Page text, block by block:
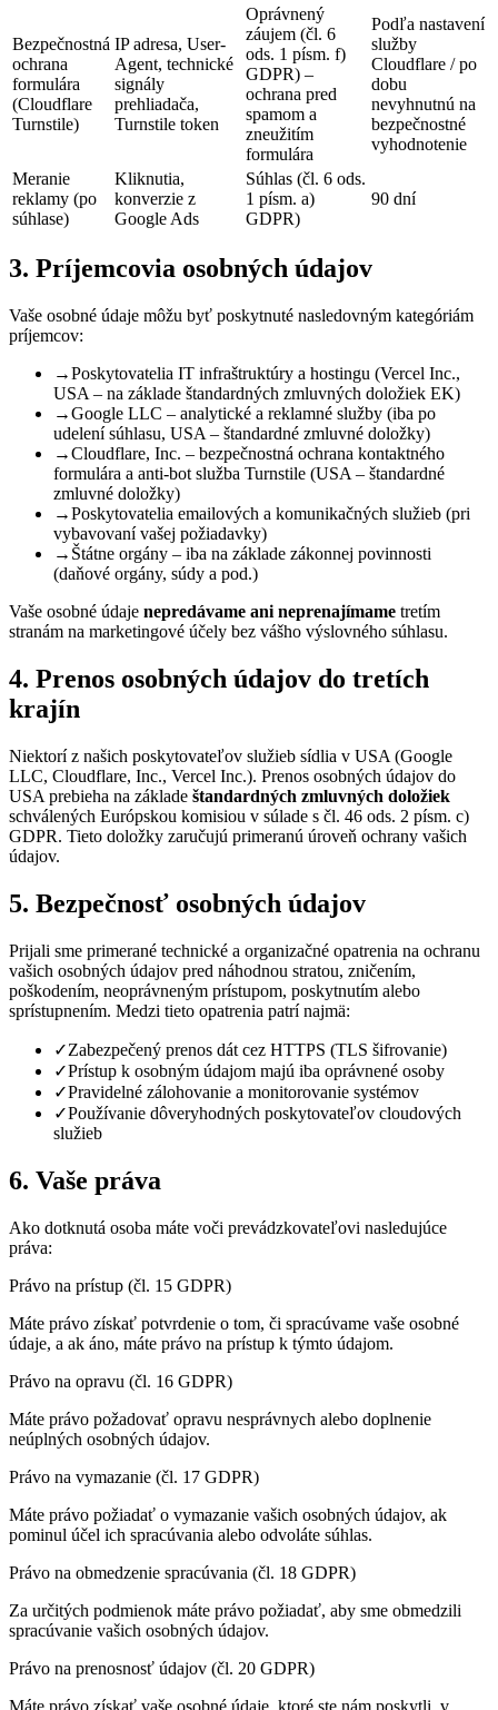
Bezpečnostná
ochrana
formulára
(Cloudflare
Turnstile)
IP adresa, User-
Agent, technické
signály
prehliadača,
Turnstile token
Oprávnený
záujem (čl. 6
ods. 1 písm. f)
GDPR) –
ochrana pred
spamom a
zneužitím
formulára
Podľa nastavení
služby
Cloudflare / po
dobu
nevyhnutnú na
bezpečnostné
vyhodnotenie
Meranie
reklamy (po
súhlase)
Kliknutia,
konverzie z
Google Ads
Súhlas (čl. 6 ods.
1 písm. a)
GDPR)
90 dní
3. Príjemcovia osobných údajov
Vaše osobné údaje môžu byť poskytnuté nasledovným kategóriám
príjemcov:
→Poskytovatelia IT infraštruktúry a hostingu (Vercel Inc.,
USA – na základe štandardných zmluvných doložiek EK)
→Google LLC – analytické a reklamné služby (iba po
udelení súhlasu, USA – štandardné zmluvné doložky)
→Cloudflare, Inc. – bezpečnostná ochrana kontaktného
formulára a anti-bot služba Turnstile (USA – štandardné
zmluvné doložky)
→Poskytovatelia emailových a komunikačných služieb (pri
vybavovaní vašej požiadavky)
→ Štátne orgány – iba na základe zákonnej povinnosti
(daňové orgány, súdy a pod.)
Vaše osobné údaje nepredávame ani neprenajímame tretím
stranám na marketingové účely bez vášho výslovného súhlasu.
4. Prenos osobných údajov do tretích
krajín
Niektorí z našich poskytovateľov služieb sídlia v USA (Google
LLC, Cloudflare, Inc., Vercel Inc.). Prenos osobných údajov do
USA prebieha na základe štandardných zmluvných doložiek
schválených Európskou komisiou v súlade s čl. 46 ods. 2 písm. c)
GDPR. Tieto doložky zaručujú primeranú úroveň ochrany vašich
údajov.
5. Bezpečnosť osobných údajov
Prijali sme primerané technické a organizačné opatrenia na ochranu
vašich osobných údajov pred náhodnou stratou, zničením,
poškodením, neoprávneným prístupom, poskytnutím alebo
sprístupnením. Medzi tieto opatrenia patrí najmä:
✓Zabezpečený prenos dát cez HTTPS (TLS šifrovanie)
✓Prístup k osobným údajom majú iba oprávnené osoby
✓Pravidelné zálohovanie a monitorovanie systémov
✓Používanie dôveryhodných poskytovateľov cloudových
služieb
6. Vaše práva
Ako dotknutá osoba máte voči prevádzkovateľovi nasledujúce
práva:
Právo na prístup (čl. 15 GDPR)
Máte právo získať potvrdenie o tom, či spracúvame vaše osobné
údaje, a ak áno, máte právo na prístup k týmto údajom.
Právo na opravu (čl. 16 GDPR)
Máte právo požadovať opravu nesprávnych alebo doplnenie
neúplných osobných údajov.
Právo na vymazanie (čl. 17 GDPR)
Máte právo požiadať o vymazanie vašich osobných údajov, ak
pominul účel ich spracúvania alebo odvoláte súhlas.
Právo na obmedzenie spracúvania (čl. 18 GDPR)
Za určitých podmienok máte právo požiadať, aby sme obmedzili
spracúvanie vašich osobných údajov.
Právo na prenosnosť údajov (čl. 20 GDPR)
Máte právo získať vaše osobné údaje, ktoré ste nám poskytli, v